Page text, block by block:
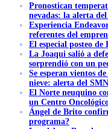
Pronostican
nevadas: la alerta
Experiencia
referentes del
El especial posteo de
La Joaqui salió a
sorprendió con un
Se esperan vientos
nieve: alerta del SMN
El Norte neuquino
un Centro
Ángel de Brito
programa?